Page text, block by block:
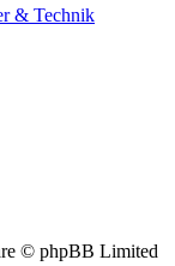
& Technik
© phpBB Limited